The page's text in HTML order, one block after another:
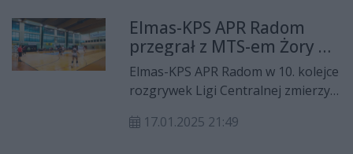
Elmas-KPS APR Radom
przegrał z MTS-em Żory po
rzutach karnych
Elmas-KPS APR Radom w 10. kolejce
rozgrywek Ligi Centralnej zmierzył
Piłkarki ręczne z Radomia poległy w
17.01.2025 21:49